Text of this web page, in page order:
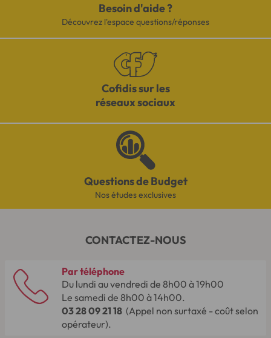
Besoin d'aide ?
Découvrez l'espace questions/réponses
Cofidis sur les
réseaux sociaux
Questions de Budget
Nos études exclusives
CONTACTEZ-NOUS
Par téléphone
Du lundi au vendredi de 8h00 à 19h00
Le samedi de 8h00 à 14h00.
03 28 09 21 18 (Appel non surtaxé - coût selon
opérateur).